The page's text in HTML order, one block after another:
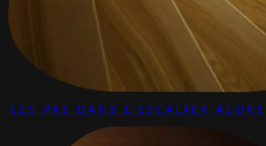
LES PAS DANS L’ESCALIER